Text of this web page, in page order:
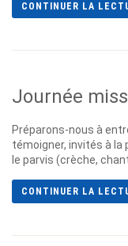
CONTINUER LA
Journée
Préparons-nous à
témoigner, invités à la
le parvis (crèche,
CONTINUER LA